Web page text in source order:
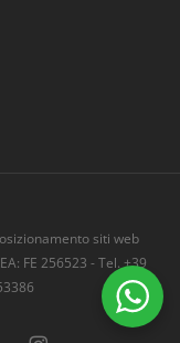
siti web
FE 256523 - Tel. +39